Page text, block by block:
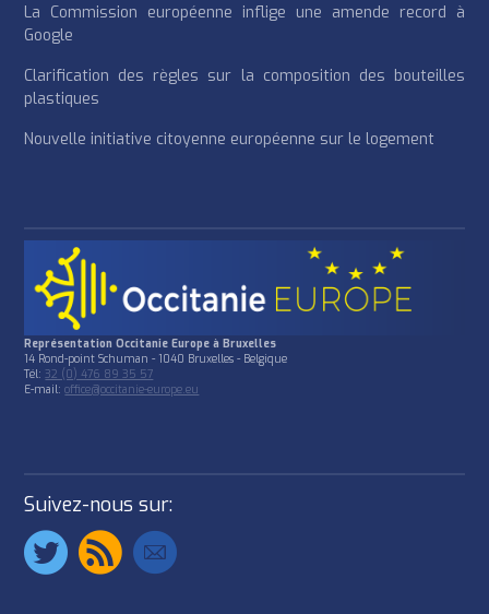
La Commission européenne inflige une amende record à
Google
Clarification des règles sur la composition des bouteilles
plastiques
Nouvelle initiative citoyenne européenne sur le logement
Représentation Occitanie Europe à Bruxelles
14 Rond-point Schuman - 1040 Bruxelles - Belgique
Tél:32 (0) 476 89 35 57
E-mail:office@occitanie-europe.eu
Suivez-nous sur: